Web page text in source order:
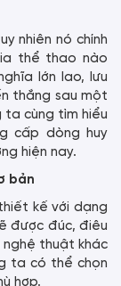
nhiên nó chính
thể thao nào
lớn lao, lưu
thắng sau một
ta cùng tìm hiểu
cấp dòng huy
hiện nay.
bản
kế với dạng
được đúc, điêu
nghệ thuật khác
ta có thể chọn
hợp.